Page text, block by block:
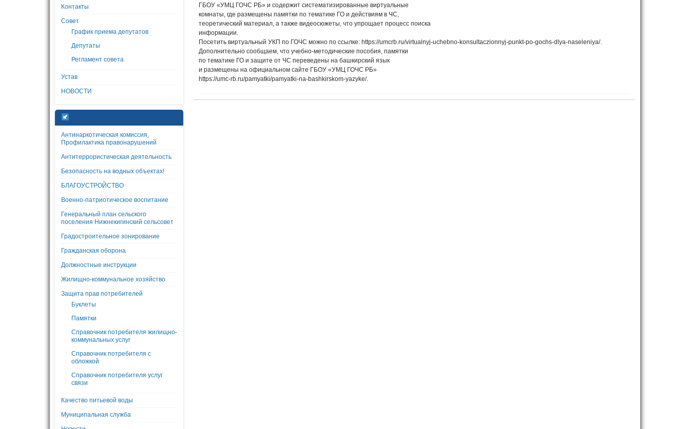
Контакты
Совет
График приема депутатов
Депутаты
Регламент совета
Устав
НОВОСТИ
Антинаркотическая комиссия,
Профилактика правонарушений
Антитеррористическая деятельность
Безопасность на водных объектах!
БЛАГОУСТРОЙСТВО
Военно-патриотическое воспитание
Генеральный план сельского
поселения Нижнекигинский сельсовет
Градостроительное зонирование
Гражданская оборона
Должностные инструкции
Жилищно-коммунальное хозяйство
Защита прав потребителей
Буклеты
Памятки
Справочник потребителя жилищно-
коммунальных услуг
Справочник потребителя с
обложкой
Справочник потребителя услуг
связи
Качество питьевой воды
Муниципальная служба
ГБОУ «УМЦ ГОЧС РБ» и содержит систематизированные виртуальные
комнаты, где размещены памятки по тематике ГО и действиям в ЧС,
теоретический материал, а также видеосюжеты, что упрощает процесс поиска
информации.
Посетить виртуальный УКП по ГОЧС можно по ссылке: https://umcrb.ru/virtualnyj-uchebno-konsultaczionnyj-punkt-po-gochs-dlya-naseleniya/.
Дополнительно сообщаем, что учебно-методические пособия, памятки
по тематике ГО и защите от ЧС переведены на башкирский язык
и размещены на официальном сайте ГБОУ «УМЦ ГОЧС РБ»
https://umc-rb.ru/pamyatki/pamyatki-na-bashkirskom-yazyke/.